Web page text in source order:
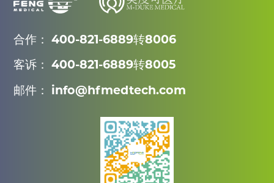
合作： 400-821-6889转8006
客诉： 400-821-6889转8005
邮件： info@hfmedtech.com